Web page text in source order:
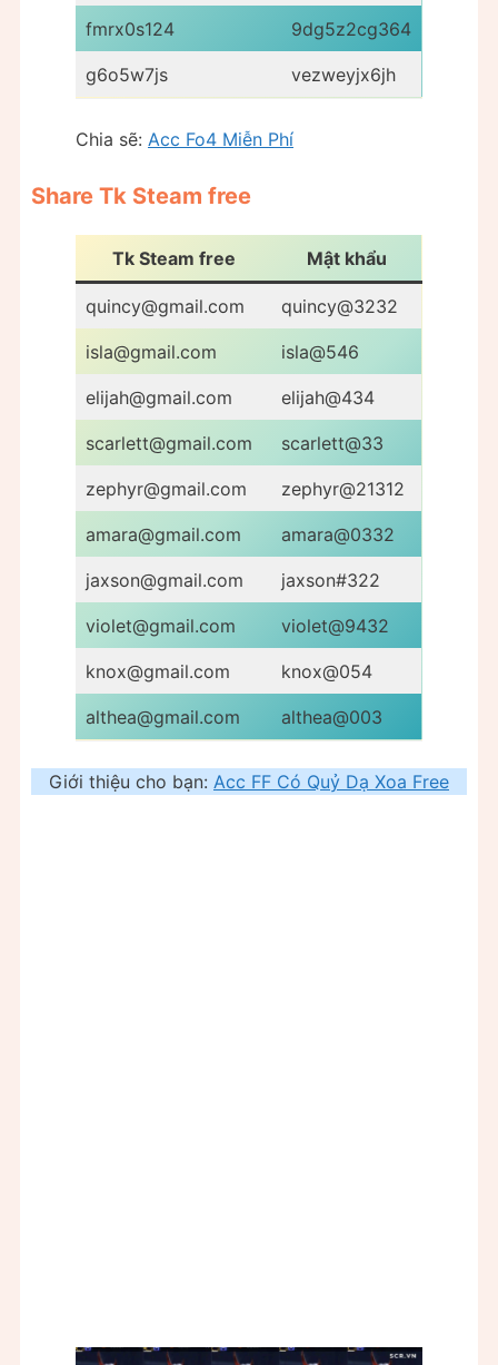
fmrx0s124 9dg5z2cg364
g6o5w7js vezweyjx6jh
Chia sẽ: Acc Fo4 Miễn Phí
Share Tk Steam free
Tk Steam free Mật khẩu
quincy@gmail.com quincy@3232
isla@gmail.com isla@546
elijah@gmail.com elijah@434
scarlett@gmail.com scarlett@33
zephyr@gmail.com zephyr@21312
amara@gmail.com amara@0332
jaxson@gmail.com jaxson#322
violet@gmail.com violet@9432
knox@gmail.com knox@054
althea@gmail.com althea@003
Giới thiệu cho bạn: Acc FF Có Quỷ Dạ Xoa Free